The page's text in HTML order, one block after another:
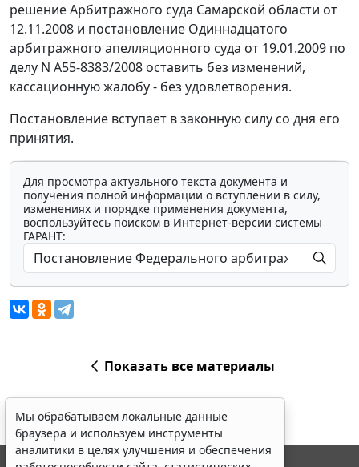
решение Арбитражного суда Самарской области от
12.11.2008 и постановление Одиннадцатого
арбитражного апелляционного суда от 19.01.2009 по
делу N А55-8383/2008 оставить без изменений,
кассационную жалобу - без удовлетворения.
Постановление вступает в законную силу со дня его
принятия.
Для просмотра актуального текста документа и
получения полной информации о вступлении в силу,
изменениях и порядке применения документа,
воспользуйтесь поиском в Интернет-версии системы
ГАРАНТ:
Показать все материалы
Мы обрабатываем локальные данные
браузера и используем инструменты
аналитики в целях улучшения и обеспечения